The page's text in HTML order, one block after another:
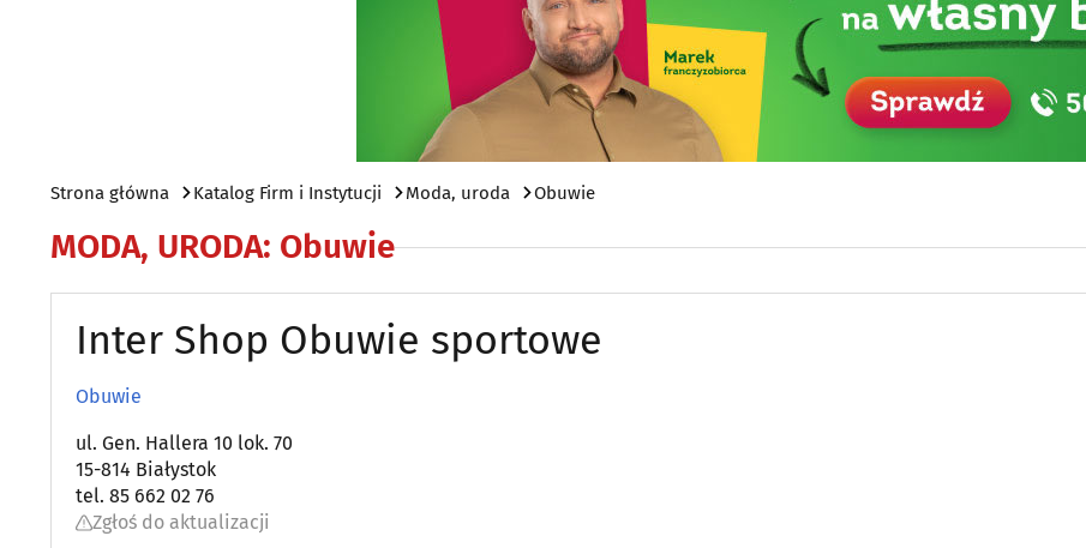
Strona główna Katalog Firm i Instytucji Moda, uroda Obuwie
MODA, URODA: Obuwie
Inter Shop Obuwie sportowe
Obuwie
ul. Gen. Hallera 10 lok. 70
15-814 Białystok
tel. 85 662 02 76
Zgłoś do aktualizacji